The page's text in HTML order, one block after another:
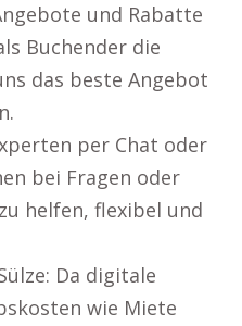
und Rabatte
Buchender die
das beste Angebot
per Chat oder
bei Fragen oder
helfen, flexibel und
Da digitale
wie Miete